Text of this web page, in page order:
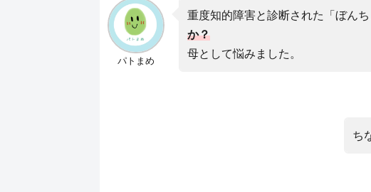
パトまめ
重度知的障害と診断された「ぼんち
か？
母として悩みました。
ち